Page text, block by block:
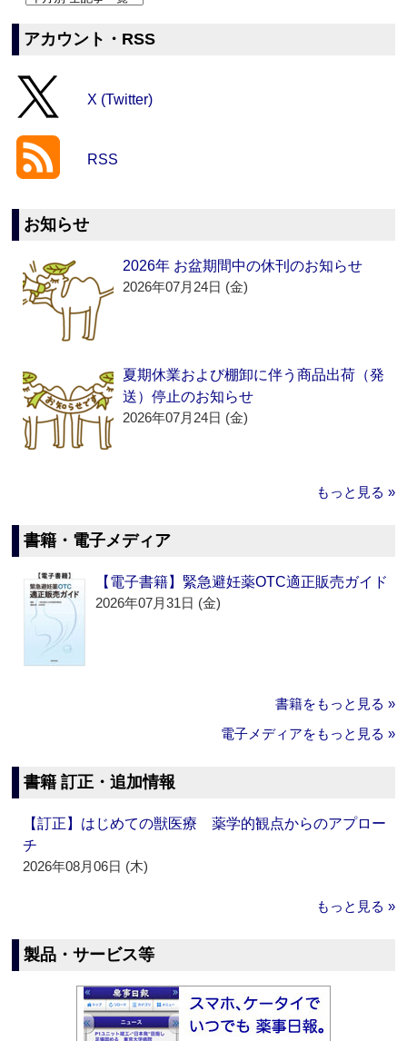
アカウント・RSS
X (Twitter)
RSS
お知らせ
2026年 お盆期間中の休刊のお知らせ
2026年07月24日 (金)
夏期休業および棚卸に伴う商品出荷（発
送）停止のお知らせ
2026年07月24日 (金)
もっと見る »
書籍・電子メディア
【電子書籍】緊急避妊薬OTC適正販売ガイド
2026年07月31日 (金)
書籍をもっと見る »
電子メディアをもっと見る »
書籍 訂正・追加情報
【訂正】はじめての獣医療 薬学的観点からのアプロー
チ
2026年08月06日 (木)
もっと見る »
製品・サービス等